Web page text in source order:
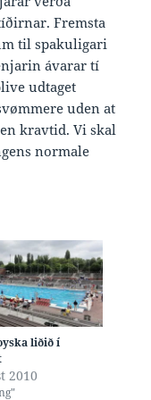
Fremsta
til spakuligari
ávarar tí
udtaget
uden at
kravtid. Vi skal
normale
liðið í
2010